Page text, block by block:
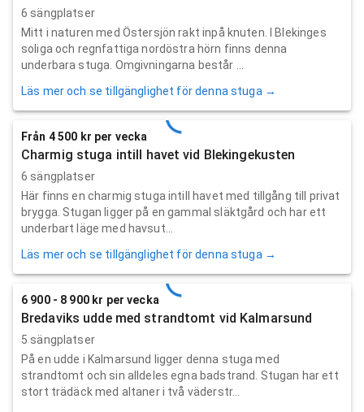
6 sängplatser
Mitt i naturen med Östersjön rakt inpå knuten. I Blekinges
soliga och regnfattiga nordöstra hörn finns denna
underbara stuga. Omgivningarna består ...
Läs mer och se tillgänglighet för denna stuga →
Från 4 500 kr per vecka
Charmig stuga intill havet vid Blekingekusten
6 sängplatser
Här finns en charmig stuga intill havet med tillgång till privat
brygga. Stugan ligger på en gammal släktgård och har ett
underbart läge med havsut...
Läs mer och se tillgänglighet för denna stuga →
6 900 - 8 900 kr per vecka
Bredaviks udde med strandtomt vid Kalmarsund
5 sängplatser
På en udde i Kalmarsund ligger denna stuga med
strandtomt och sin alldeles egna badstrand. Stugan har ett
stort trädäck med altaner i två väderstr...